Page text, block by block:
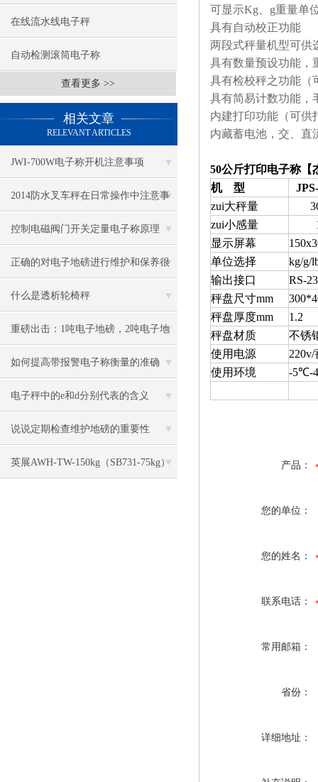
在线流水线电子秤
自动检测滚筒电子称
查看更多 >>
相关文章
RELEVANT ARTICLES
JWI-700W电子称开机注意事项
2014防水叉车秤在日常操作中注意事
项
控制电磁阀门开关定量电子称原理
正确的对电子地磅进行维护和保养很
有必要
什么是透析轮椅秤
重磅出击：1吨电子地磅，2吨电子地
磅秤，3吨地磅低价狂甩
如何提高带报警电子称衡量的准确
度？
电子秤中的e和d分别代表的含义
说说定期检查维护地磅的重要性
英展AWH-TW-150kg（SB731-75kg）
可显示Kg、g重量单
具有自动校正功能
两段式秤量机型可供
具有数量预设功能，
具有检校秤之功能（
具有简易计数功能，
内建打印功能（可供
内藏蓄电池，交、直
50公斤打印电子称【
机 型
zui大秤量
zui小感量
显示屏幕
单位选择
kg/g/
输出接口
RS-
秤盘尺寸mm
秤盘厚度mm
1.2
秤盘材质
不锈
使用电源
220v/
使用环境
-5℃-
产品：
您的单位：
您的姓名：
联系电话：
常用邮箱：
省份：
详细地址：